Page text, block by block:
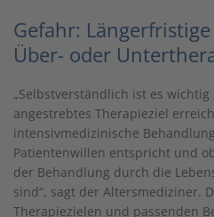
Gefahr:
Über- oder
„Selbstverständlich ist es
angestrebtes Therapieziel
intensivmedizinische
Patientenwillen entspricht und
der Behandlung durch die
sind“, sagt der Altersmediziner.
Therapiezielen und passenden